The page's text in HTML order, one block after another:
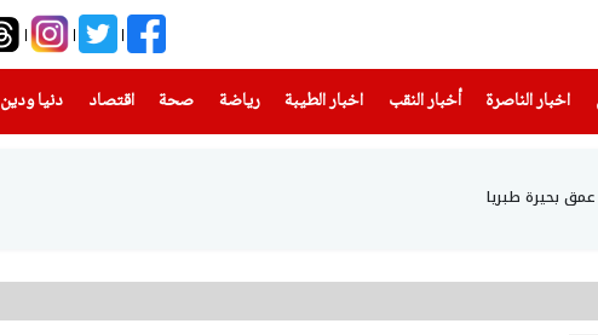
اخبار الناصرة
(current) أخبار النقب اخبار الطيبة(current) رياضة
(current) صحة(current) اقتصاد دنيا ودين
(current)